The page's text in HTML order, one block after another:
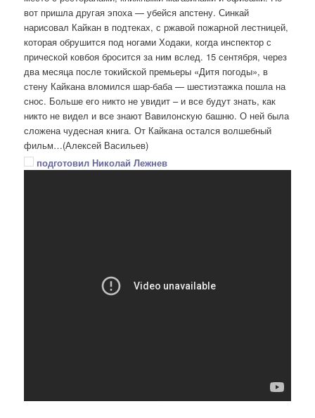
вот пришла другая эпоха — убейся апстену. Синкай
нарисовал Кайкан в подтеках, с ржавой пожарной лестницей,
которая обрушится под ногами Ходаки, когда инспектор с
прической ковбоя бросится за ним вслед. 15 сентября, через
два месяца после токийской премьеры «Дитя погоды», в
стену Кайкана вломился шар-баба — шестиэтажка пошла на
снос. Больше его никто не увидит – и все будут знать, как
никто не видел и все знают Вавилонскую башню. О ней была
сложена чудесная книга. От Кайкана остался волшебный
фильм…(Алексей Васильев)
подготовил Николай Лежнев